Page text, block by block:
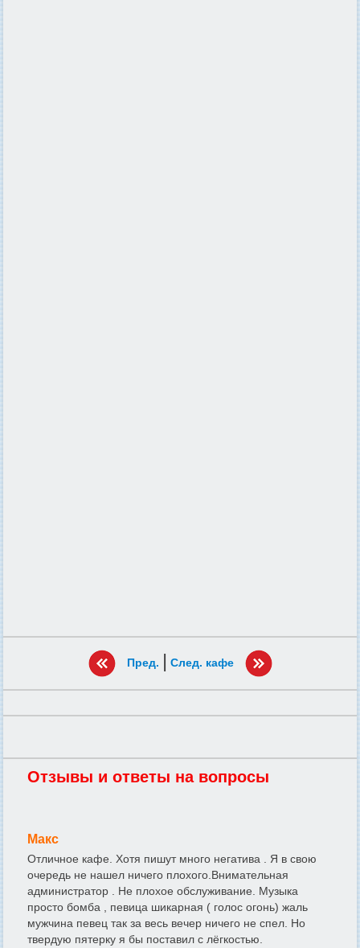
Пред. | След. кафе
Отзывы и ответы на вопросы
Макс
Отличное кафе. Хотя пишут много негатива . Я в свою
очередь не нашел ничего плохого.Внимательная
администратор . Не плохое обслуживание. Музыка
просто бомба , певица шикарная ( голос огонь) жаль
мужчина певец так за весь вечер ничего не спел. Но
твердую пятерку я бы поставил с лёгкостью.